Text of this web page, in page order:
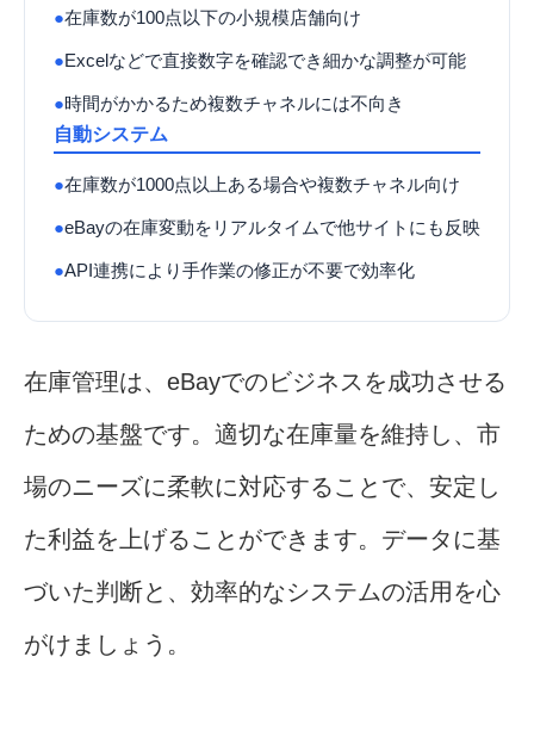
●在庫数が100点以下の小規模店舗向け
●Excelなどで直接数字を確認でき細かな調整が可能
●時間がかかるため複数チャネルには不向き
自動システム
●在庫数が1000点以上ある場合や複数チャネル向け
●eBayの在庫変動をリアルタイムで他サイトにも反映
●API連携により手作業の修正が不要で効率化
在庫管理は、eBayでのビジネスを成功させる
ための基盤です。適切な在庫量を維持し、市
場のニーズに柔軟に対応することで、安定し
た利益を上げることができます。データに基
づいた判断と、効率的なシステムの活用を心
がけましょう。